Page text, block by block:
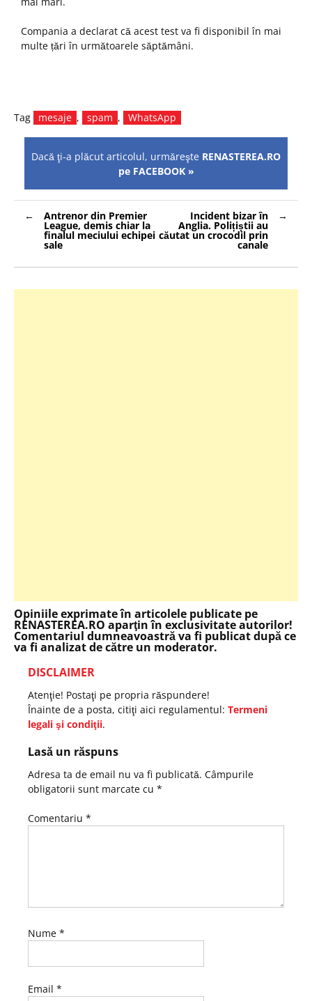
Compania a declarat că acest test va fi disponibil în mai
multe țări în următoarele săptămâni.
Tag mesaje , spam , WhatsApp
Dacă ţi-a plăcut articolul, urmăreşte RENASTEREA.RO
pe FACEBOOK »
Navigare
în
articole
Antrenor din Premier
League, demis chiar la
finalul meciului echipei
sale
Incident bizar în
Anglia. Polițiștii au
căutat un crocodil prin
canale
Opiniile exprimate în articolele publicate pe
RENASTEREA.RO aparţin în exclusivitate autorilor!
Comentariul dumneavoastră va fi publicat după ce
va fi analizat de către un moderator.
DISCLAIMER
Atenţie! Postaţi pe propria răspundere!
Înainte de a posta, citiţi aici regulamentul: Termeni
legali şi condiţii.
Lasă un răspuns
Adresa ta de email nu va fi publicată. Câmpurile
obligatorii sunt marcate cu *
Comentariu *
Nume *
Email *